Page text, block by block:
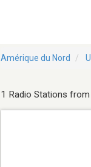
Amérique du Nord
1 Radio Stations from